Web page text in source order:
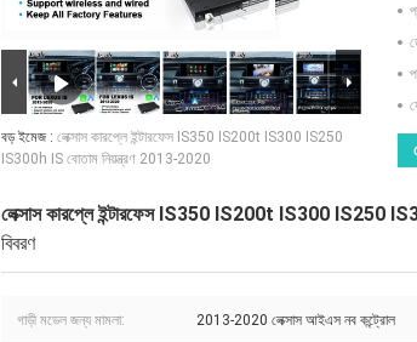
বড় ইমেজ : লেক্সাস কারপ্লে ইন্টারফেস IS350 IS200t IS300 IS250
IS300h IS বোতাম নিয়ন্ত্রণ 2013-2020
লেক্সাস কারপ্লে ইন্টারফেস IS350 IS200t IS300 IS250
বিবরণ
গাড়ী মডেল জন্য মামলা: 2013-2020 লেক্সাস আইএস নব কন্ট্রোল